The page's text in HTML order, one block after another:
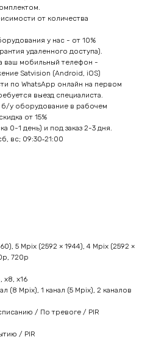
от количества
у нас - от 10%
удаленного доступа).
ваш мобильный телефон -
Satvision (Android, iOS)
по WhatsApp онлайн на первом
выезд специалиста.
у оборудование в рабочем
от 15%
0-1 день) и под заказ 2-3 дня.
вс; 09:30‑21:00
5 Mpix (2592 × 1944), 4 Mpix (2592 ×
720p
x8, x16
(8 Mpix), 1 канал (5 Mpix), 2 каналов
/ По тревоге / PIR
/ PIR